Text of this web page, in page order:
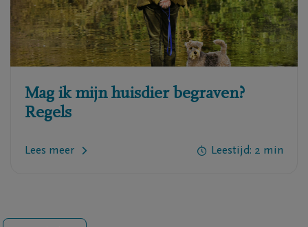
Mag ik mijn huisdier begraven?
Regels
Lees meer Leestijd: 2 min